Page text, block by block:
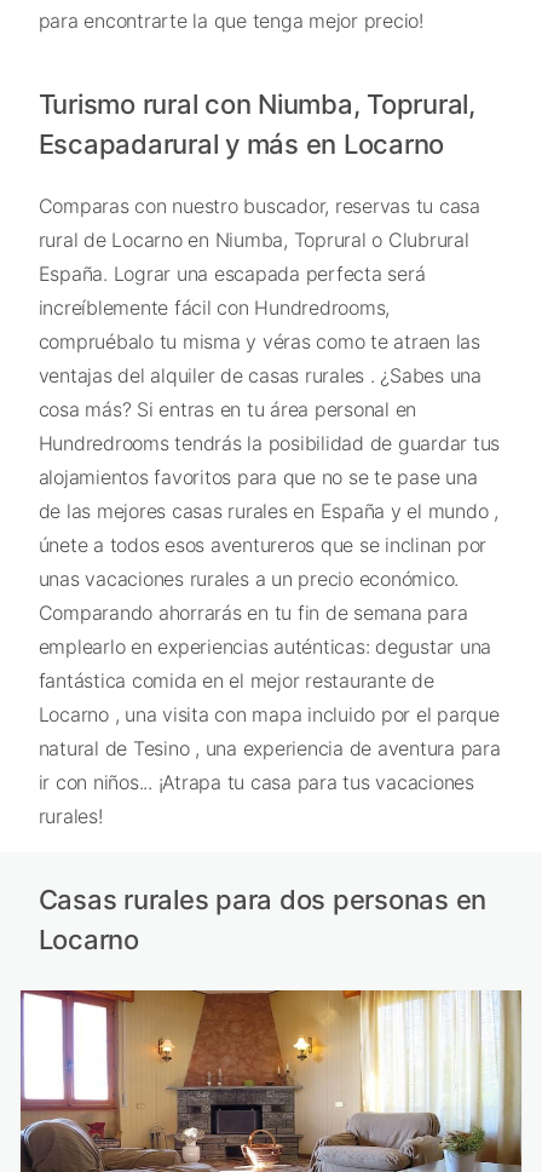
para encontrarte la que tenga mejor precio!
Turismo rural con Niumba, Toprural,
Escapadarural y más en Locarno
Comparas con nuestro buscador, reservas tu casa
rural de Locarno en Niumba, Toprural o Clubrural
España. Lograr una escapada perfecta será
increíblemente fácil con Hundredrooms,
compruébalo tu misma y véras como te atraen las
ventajas del alquiler de casas rurales . ¿Sabes una
cosa más? Si entras en tu área personal en
Hundredrooms tendrás la posibilidad de guardar tus
alojamientos favoritos para que no se te pase una
de las mejores casas rurales en España y el mundo ,
únete a todos esos aventureros que se inclinan por
unas vacaciones rurales a un precio económico.
Comparando ahorrarás en tu fin de semana para
emplearlo en experiencias auténticas: degustar una
fantástica comida en el mejor restaurante de
Locarno , una visita con mapa incluido por el parque
natural de Tesino , una experiencia de aventura para
ir con niños... ¡Atrapa tu casa para tus vacaciones
rurales!
Casas rurales para dos personas en
Locarno